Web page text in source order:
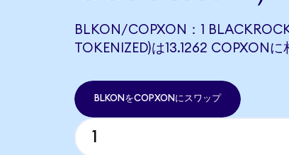
BLKON/COPXON：1
TOKENIZED)は13.1262 COPXONに
BLKONをCOPXONにスワップ